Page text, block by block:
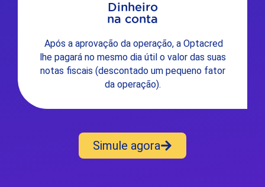
Dinheiro
na conta
Após a aprovação da operação, a Optacred
lhe pagará no mesmo dia útil o valor das suas
notas fiscais (descontado um pequeno fator
da operação).
Simule agora